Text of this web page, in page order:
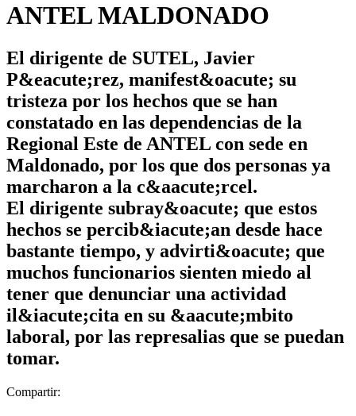
ANTEL MALDONADO
El dirigente de SUTEL, Javier
P&eacute;rez, manifest&oacute; su
tristeza por los hechos que se han
constatado en las dependencias de la
Regional Este de ANTEL con sede en
Maldonado, por los que dos personas ya
marcharon a la c&aacute;rcel.
El dirigente subray&oacute; que estos
hechos se percib&iacute;an desde hace
bastante tiempo, y advirti&oacute; que
muchos funcionarios sienten miedo al
tener que denunciar una actividad
il&iacute;cita en su &aacute;mbito
laboral, por las represalias que se puedan
tomar.
Compartir: